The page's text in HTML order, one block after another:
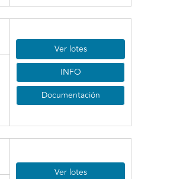
Ver lotes
INFO
Documentación
Ver lotes